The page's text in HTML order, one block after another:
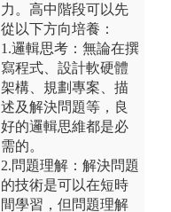
力。高中階段可以先
從以下方向培養：
1.邏輯思考：無論在撰
寫程式、設計軟硬體
架構、規劃專案、描
述及解決問題等，良
好的邏輯思維都是必
需的。
2.問題理解：解決問題
的技術是可以在短時
間學習，但問題理解